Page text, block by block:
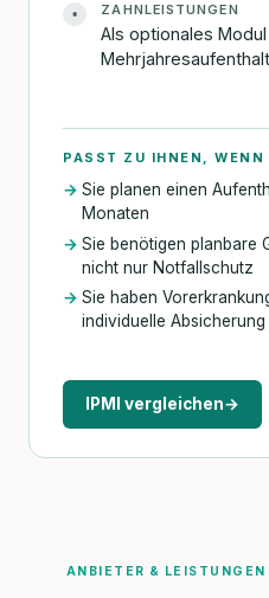
• ZAHNLEISTUNGEN
Als optionales
Mehrjahresaufenthalt
PASST ZU IHNEN, WENN
Sie planen einen
Monaten
Sie benötigen planbare
nicht nur Notfallschutz
Sie haben
individuelle Absicherung
IPMI vergleichen→
ANBIETER & LEISTUNGEN